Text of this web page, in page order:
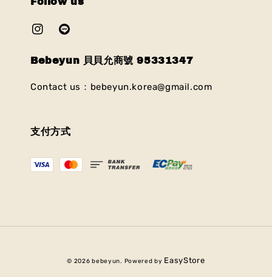
Bebeyun 貝貝允商號 95331347
Contact us：bebeyun.korea@gmail.com
支付方式
© 2026 bebeyun. Powered by EasyStore